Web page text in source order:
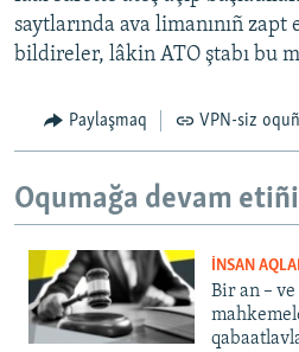
saytlarında ava limanınıñ zapt
bildireler, lâkin ATO ştabı bu
Paylaşmaq VPN-siz
Oqumağa devam
İNSAN
Bir an – ve